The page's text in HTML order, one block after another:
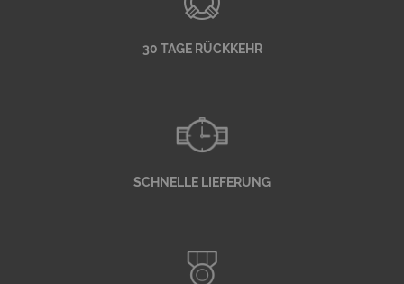
30 TAGE RÜCKKEHR
SCHNELLE LIEFERUNG